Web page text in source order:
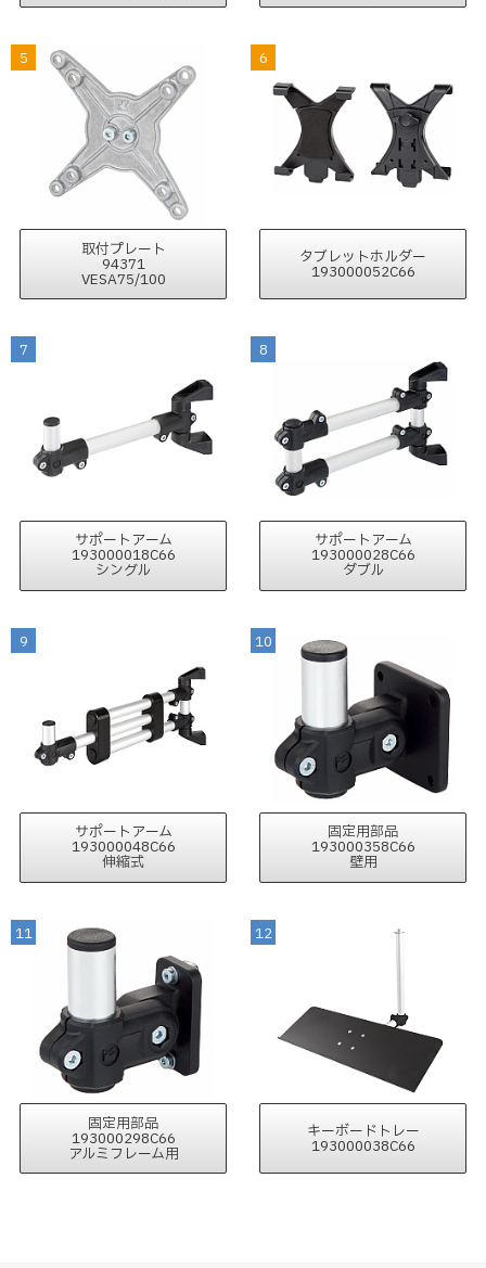
5
取付プレート
94371
VESA75/100
6
タブレットホルダー
193000052C66
7
サポートアーム
193000018C66
シングル
8
サポートアーム
193000028C66
ダブル
9
サポートアーム
193000048C66
伸縮式
10
固定用部品
193000358C66
壁用
11
固定用部品
193000298C66
アルミフレーム用
12
キーボードトレー
193000038C66